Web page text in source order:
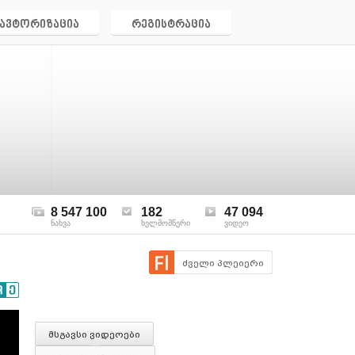
ავტორიზაცია რეგისტრაცია
8 547 100
ნახვა
182
ხელმომწერი
47 094
ვიდეო
ძველი პლეიერი
მსგავსი ვიდეოები